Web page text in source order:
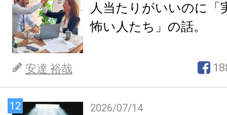
人当たりがいいのに「
怖い人たち」の話。
安達 裕哉
12 2026/07/14